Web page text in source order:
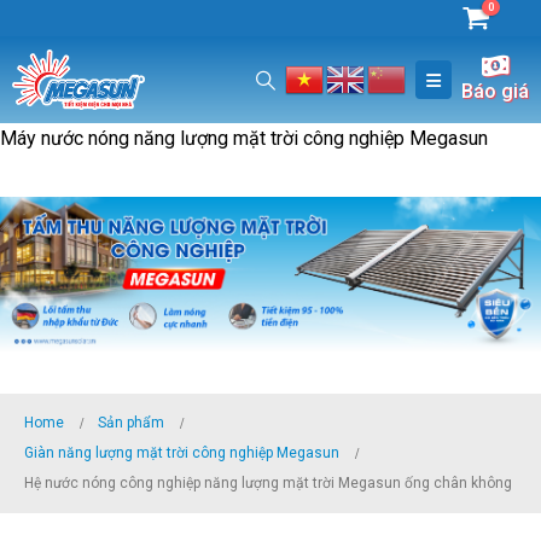
0
Báo giá
Máy nước nóng năng lượng mặt trời công nghiệp Megasun
Home
Sản phẩm
Giàn năng lượng mặt trời công nghiệp Megasun
Hệ nước nóng công nghiệp năng lượng mặt trời Megasun ống chân không